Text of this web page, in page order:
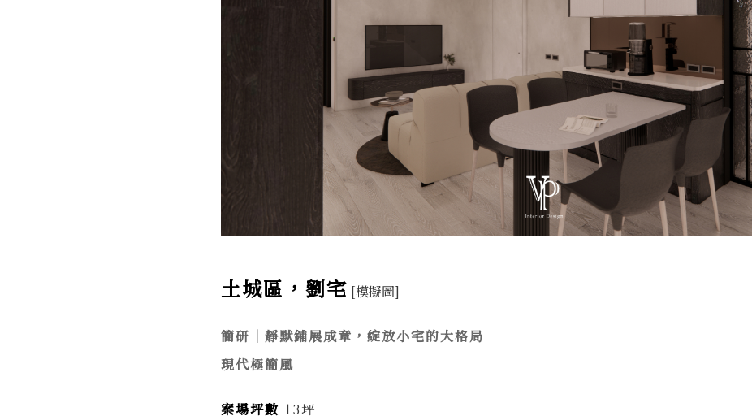
土城區，劉宅 [模擬圖]
簡研｜靜默鋪展成章，綻放小宅的大格局
現代極簡風
案場坪數 13坪